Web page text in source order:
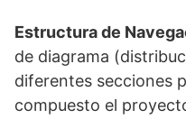
Estructura de
de diagrama
diferentes secciones
compuesto el